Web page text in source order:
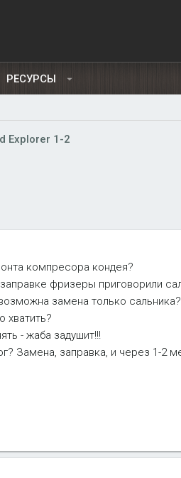
РЕСУРСЫ
Explorer 1-2
компресора кондея?
фризеры приговорили
замена только сальника?
хватить?
- жаба задушит!!!
Замена, заправка, и через 1-2